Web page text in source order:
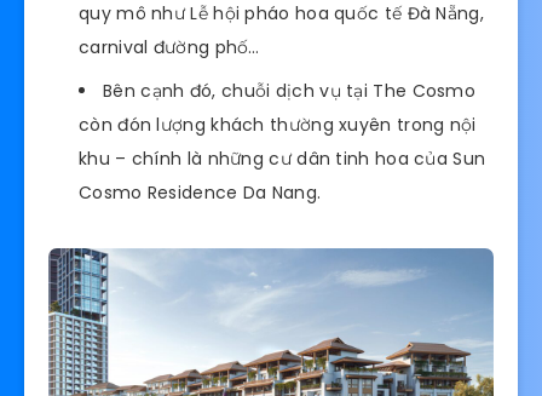
quy mô như Lễ hội pháo hoa quốc tế Đà Nẵng,
carnival đường phố…
Bên cạnh đó, chuỗi dịch vụ tại The Cosmo
còn đón lượng khách thường xuyên trong nội
khu – chính là những cư dân tinh hoa của Sun
Cosmo Residence Da Nang.